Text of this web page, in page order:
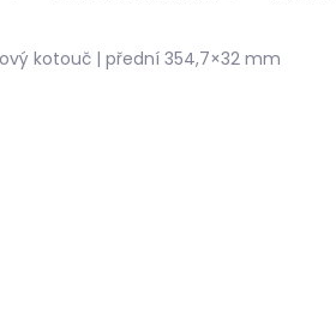
kotouč | přední 354,7×32 mm